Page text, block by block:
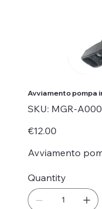
Avviamento pompa
SKU: SKU
MGR-
MGR-
Price
€12.00
Avviamento
Quantity